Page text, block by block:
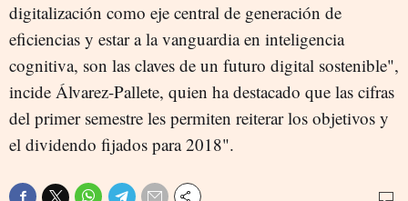
digitalización como eje central de generación de
eficiencias y estar a la vanguardia en inteligencia
cognitiva, son las claves de un futuro digital sostenible",
incide Álvarez-Pallete, quien ha destacado que las cifras
del primer semestre les permiten reiterar los objetivos y
el dividendo fijados para 2018".